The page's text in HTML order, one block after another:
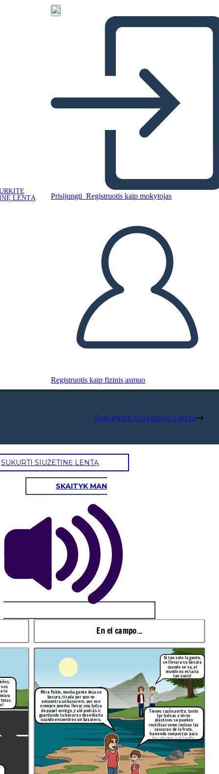
LENTĄ
Prisijungti Registruotis kaip mokytojas
Registruotis kaip fizinis asmuo
Sukurkite Siužetinę Lentą
SUKURTI SIUŽETINĘ LENTĄ
SKAITYK MAN
En el campo...
sus
te
fotos
Si tan solo la gente,
se llevara su basura
cuando se va, el
mundo no estaria
tan sucio!
Mira Pablo, mucha gente deja su
basura, tirada por que no
encuentra un basurero, por eso
siempre puedes llevar una bolsa
de papel contigo, y ahí podrás ir
guardando tu basura y desecharla
cuando encuentres un basurero.
Tienes razón anitta, tanto
las bolsas y otros
plásticos se pueden
reutilizar como incluso las
cascaras de la fruta,
haciendo compostas para
las plantas o el jardin.